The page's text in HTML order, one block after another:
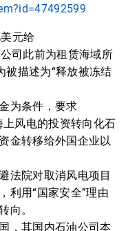
元给
司此前为租赁海域所
被描述为“释放被冻结
为条件，要求
风电的投资转向化石
金转移给外国企业以
法院对取消风电项目
利用“国家安全”理由
向。
，其国内石油公司本